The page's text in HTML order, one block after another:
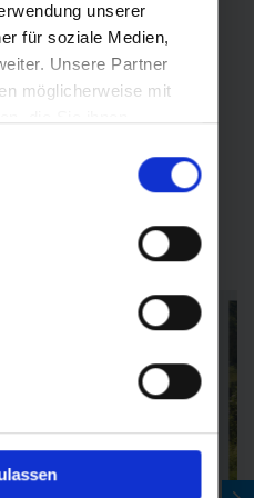
unserer
für soziale Medien,
Unsere Partner
möglicherweise mit
haben.
die Berge beimadidas
imposanten Kulisse für